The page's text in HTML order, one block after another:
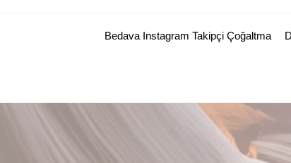
Bedava Instagram Takipçi Çoğaltma